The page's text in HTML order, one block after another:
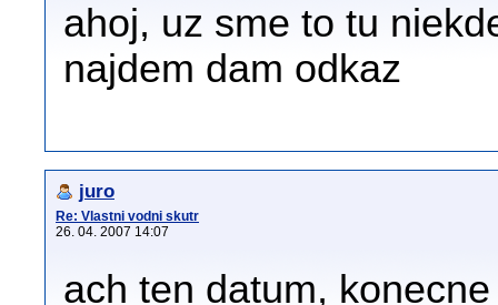
ahoj, uz sme to tu
najdem dam odkaz
juro
Re: Vlastni vodni skutr
26. 04. 2007 14:07
ach ten datum,